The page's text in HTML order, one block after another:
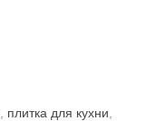
плитка для кухни